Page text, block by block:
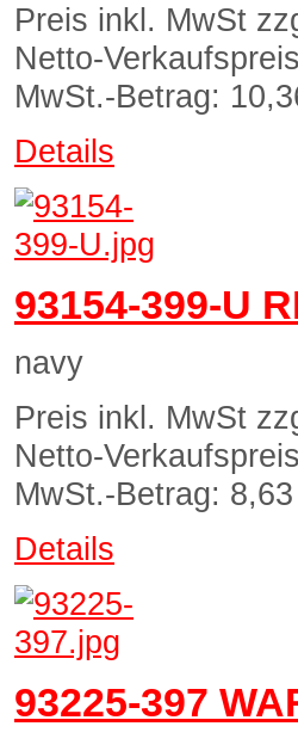
Preis inkl. MwSt
Netto-
MwSt.-Betrag:
Details
93154-399-U
navy
Preis inkl. MwSt
Netto-
MwSt.-Betrag:
Details
93225-397